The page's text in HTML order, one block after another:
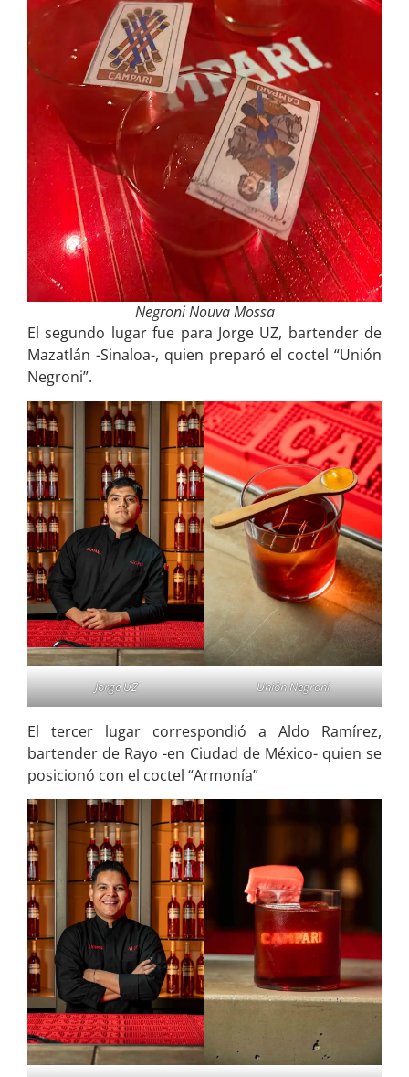
Negroni Nouva Mossa
El segundo lugar fue para Jorge UZ, bartender de
Mazatlán -Sinaloa-, quien preparó el coctel “Unión
Negroni”.
Jorge UZ Unión Negroni
El tercer lugar correspondió a Aldo Ramírez,
bartender de Rayo -en Ciudad de México- quien se
posicionó con el coctel “Armonía”